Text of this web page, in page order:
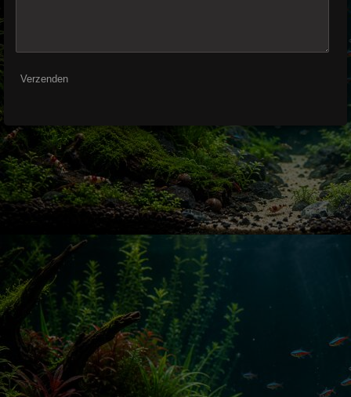
Verzenden